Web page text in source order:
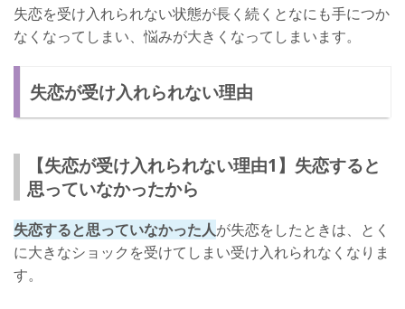
失恋を受け入れられない状態が長く続くとなにも手につか
なくなってしまい、悩みが大きくなってしまいます。
失恋が受け入れられない理由
【失恋が受け入れられない理由1】失恋すると
思っていなかったから
失恋すると思っていなかった人が失恋をしたときは、とく
に大きなショックを受けてしまい受け入れられなくなりま
す。